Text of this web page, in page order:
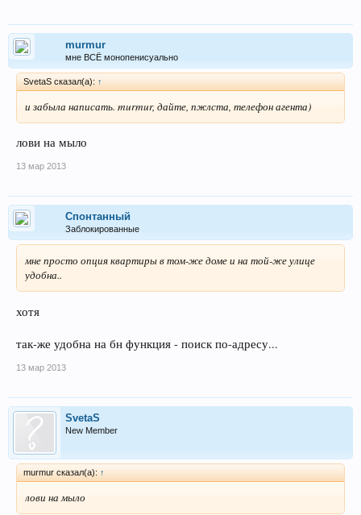
murmur
мне ВСЁ монопенисуально
SvetaS сказал(а): ↑
и забыла написать. murmur, дайте, пжлста, телефон агента)
лови на мыло
13 мар 2013
Спонтанный
Заблокированные
мне просто опция квартиры в том-же доме и на той-же улице
удобна..
хотя
так-же удобна на бн функция - поиск по-адресу...
13 мар 2013
SvetaS
New Member
murmur сказал(а): ↑
лови на мыло